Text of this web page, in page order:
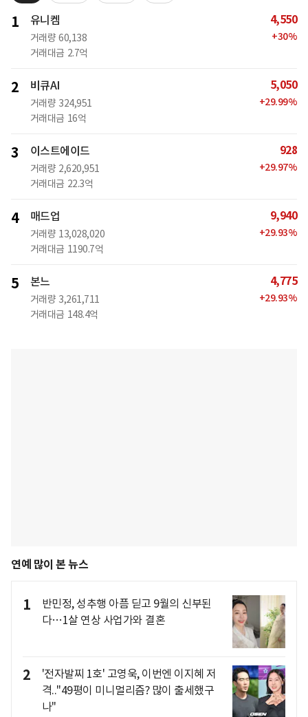
1 유니켐
거래량 60,138
거래대금 2.7억
4,550
+30%
2 비큐AI
거래량 324,951
거래대금 16억
5,050
+29.99%
3 이스트에이드
거래량 2,620,951
거래대금 22.3억
928
+29.97%
4 매드업
거래량 13,028,020
거래대금 1190.7억
9,940
+29.93%
5 본느
거래량 3,261,711
거래대금 148.4억
4,775
+29.93%
연예 많이 본 뉴스
1
반민정, 성추행 아픔 딛고 9월의 신부된
다…1살 연상 사업가와 결혼
2
'전자발찌 1호' 고영욱, 이번엔 이지혜 저
격.."49평이 미니멀리즘? 많이 출세했구
나"